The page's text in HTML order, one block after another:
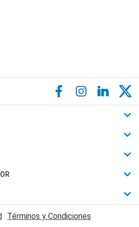
Términos y Condiciones